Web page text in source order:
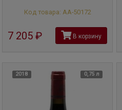
Код товара: АА-50172
7 205 руб В корзину
2018 0,75 л